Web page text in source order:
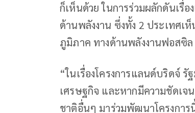
ก็เห็นด้วย ในการร่วมผลักดันเรื่
ด้านพลังงาน ซึ่งทั้ง 2 ประเทศเ
ภูมิภาค ทางด้านพลังงานฟอสซิ
“ในเรื่องโครงการแลนด์บริดจ์ รั
เศรษฐกิจ และหากมีความชัดเจ
ชาติอื่นๆ มาร่วมพัฒนาโครงการ